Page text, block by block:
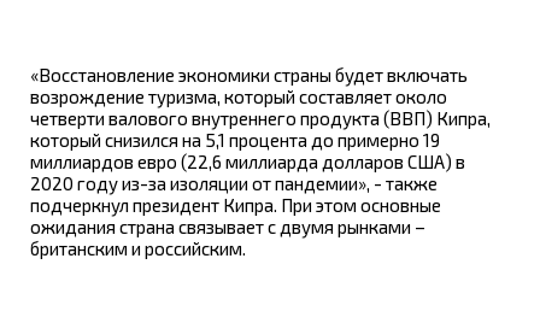
«Восстановление экономики страны будет включать
возрождение туризма, который составляет около
четверти валового внутреннего продукта (ВВП) Кипра,
который снизился на 5,1 процента до примерно 19
миллиардов евро (22,6 миллиарда долларов США) в
2020 году из-за изоляции от пандемии», - также
подчеркнул президент Кипра. При этом основные
ожидания страна связывает с двумя рынками –
британским и российским.